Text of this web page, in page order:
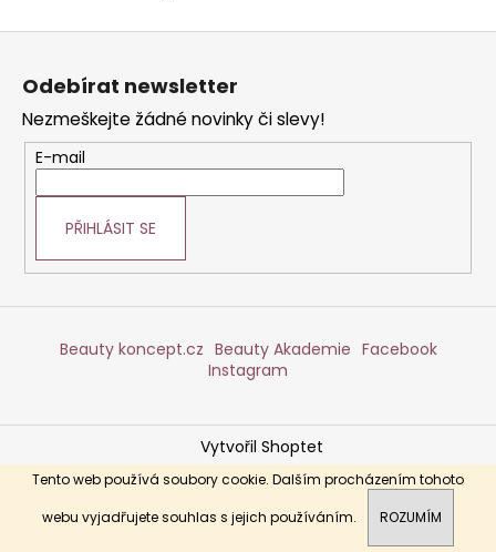
Tento web používá soubory cookie. Dalším procházením tohoto
webu vyjadřujete souhlas s jejich používáním.
ROZUMÍM
Z
Odebírat newsletter
Nezmeškejte žádné novinky či slevy!
E-mail
PŘIHLÁSIT SE
Beauty koncept.cz Beauty Akademie Facebook
Instagram
Vytvořil Shoptet
Copyright 2026DERMABEAUTY. Všechna práva